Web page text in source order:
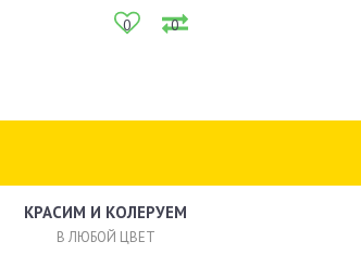
0 0
КРАСИМ И КОЛЕРУЕМ
В ЛЮБОЙ ЦВЕТ